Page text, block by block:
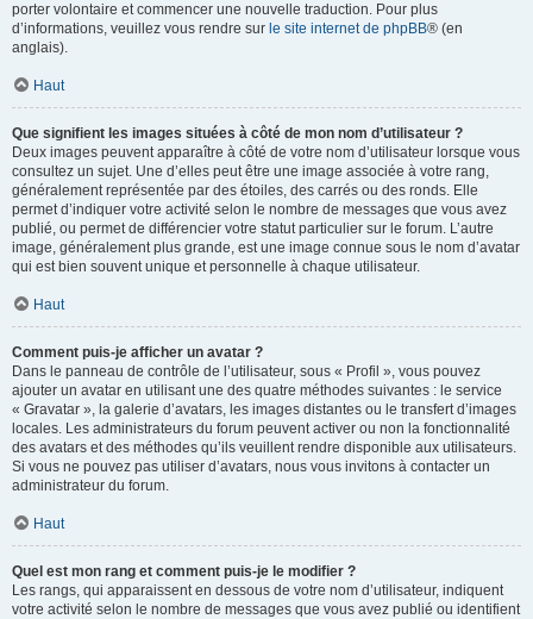
porter volontaire et commencer une nouvelle traduction. Pour plus
d’informations, veuillez vous rendre sur le site internet de phpBB® (en
anglais).
Haut
Que signifient les images situées à côté de mon nom d’utilisateur ?
Deux images peuvent apparaître à côté de votre nom d’utilisateur lorsque vous
consultez un sujet. Une d’elles peut être une image associée à votre rang,
généralement représentée par des étoiles, des carrés ou des ronds. Elle
permet d’indiquer votre activité selon le nombre de messages que vous avez
publié, ou permet de différencier votre statut particulier sur le forum. L’autre
image, généralement plus grande, est une image connue sous le nom d’avatar
qui est bien souvent unique et personnelle à chaque utilisateur.
Haut
Comment puis-je afficher un avatar ?
Dans le panneau de contrôle de l’utilisateur, sous « Profil », vous pouvez
ajouter un avatar en utilisant une des quatre méthodes suivantes : le service
« Gravatar », la galerie d’avatars, les images distantes ou le transfert d’images
locales. Les administrateurs du forum peuvent activer ou non la fonctionnalité
des avatars et des méthodes qu’ils veuillent rendre disponible aux utilisateurs.
Si vous ne pouvez pas utiliser d’avatars, nous vous invitons à contacter un
administrateur du forum.
Haut
Quel est mon rang et comment puis-je le modifier ?
Les rangs, qui apparaissent en dessous de votre nom d’utilisateur, indiquent
votre activité selon le nombre de messages que vous avez publié ou identifient